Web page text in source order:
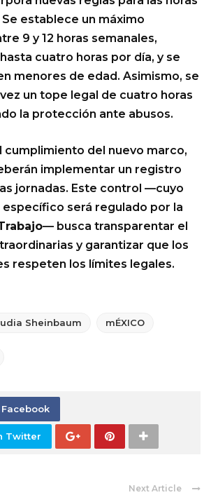
establece un máximo
9 y 12 horas semanales,
cuatro horas por día, y se
menores de edad. Asimismo, se
un tope legal de cuatro horas
la protección ante abusos.
cumplimiento del nuevo marco,
implementar un registro
jornadas. Este control —cuyo
será regulado por la
— busca transparentar el
y garantizar que los
respeten los límites legales.
Sheinbaum mÉXICO
Twitter
Next Article